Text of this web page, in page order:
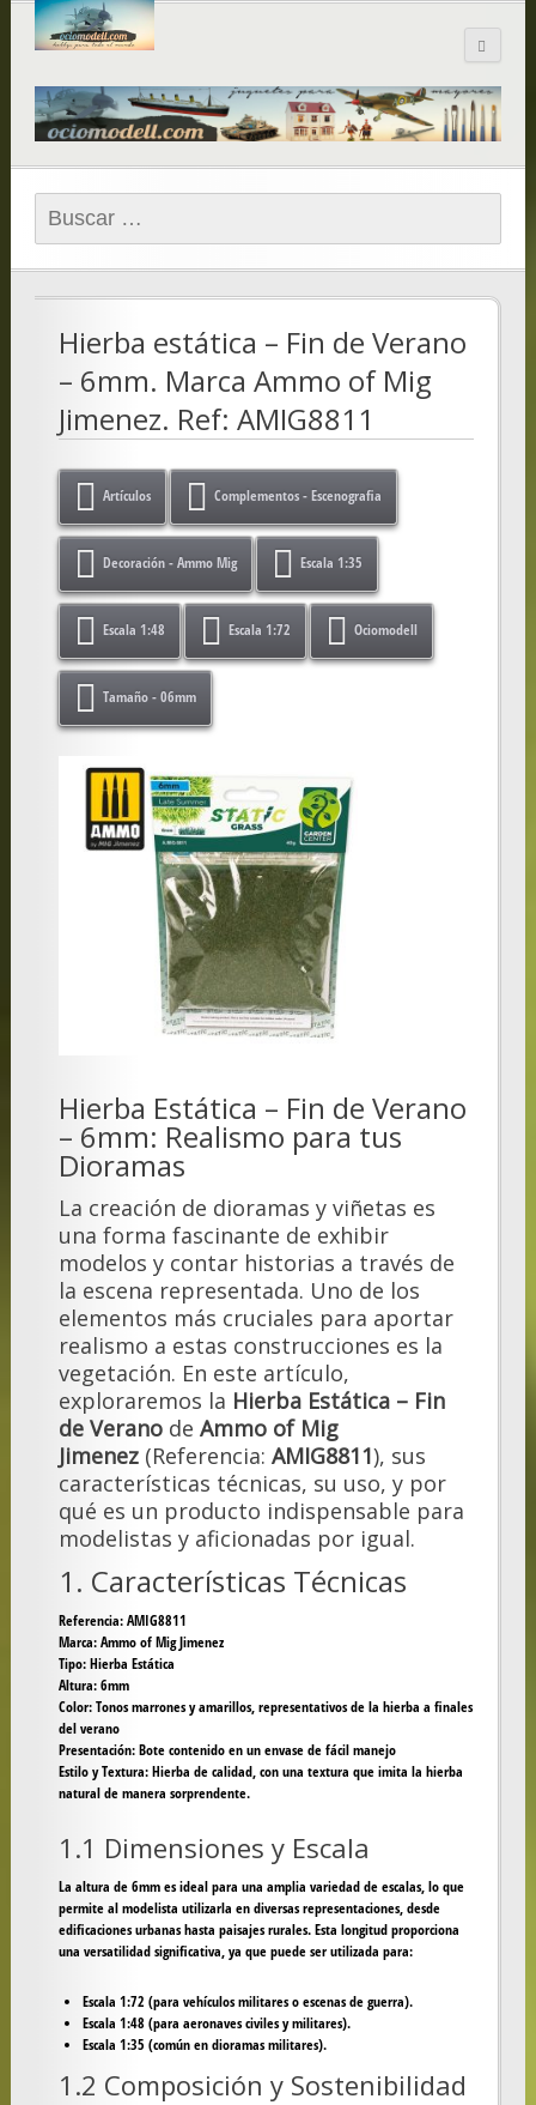
ociomodell.com
Buscar:
Hierba estática – Fin de Verano
– 6mm. Marca Ammo of Mig
Jimenez. Ref: AMIG8811
Artículos Complementos - Escenografia
Decoración - Ammo Mig Escala 1:35
Escala 1:48 Escala 1:72 Ociomodell
Tamaño - 06mm
Hierba Estática – Fin de Verano
– 6mm: Realismo para tus
Dioramas
La creación de dioramas y viñetas es
una forma fascinante de exhibir
modelos y contar historias a través de
la escena representada. Uno de los
elementos más cruciales para aportar
realismo a estas construcciones es la
vegetación. En este artículo,
exploraremos la Hierba Estática – Fin
de Veranode Ammo of Mig
Jimenez(Referencia: AMIG8811), sus
características técnicas, su uso, y por
qué es un producto indispensable para
modelistas y aficionadas por igual.
1. Características Técnicas
Referencia: AMIG8811
Marca: Ammo of Mig Jimenez
Tipo: Hierba Estática
Altura: 6mm
Color: Tonos marrones y amarillos, representativos de la hierba a finales
del verano
Presentación: Bote contenido en un envase de fácil manejo
Estilo y Textura: Hierba de calidad, con una textura que imita la hierba
natural de manera sorprendente.
1.1 Dimensiones y Escala
La altura de 6mm es ideal para una amplia variedad de escalas, lo que
permite al modelista utilizarla en diversas representaciones, desde
edificaciones urbanas hasta paisajes rurales. Esta longitud proporciona
una versatilidad significativa, ya que puede ser utilizada para:
Escala 1:72 (para vehículos militares o escenas de guerra).
Escala 1:48 (para aeronaves civiles y militares).
Escala 1:35 (común en dioramas militares).
1.2 Composición y Sostenibilidad